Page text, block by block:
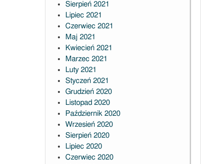
Sierpień 2021
Lipiec 2021
Czerwiec 2021
Maj 2021
Kwiecień 2021
Marzec 2021
Luty 2021
Styczeń 2021
Grudzień 2020
Listopad 2020
Październik 2020
Wrzesień 2020
Sierpień 2020
Lipiec 2020
Czerwiec 2020